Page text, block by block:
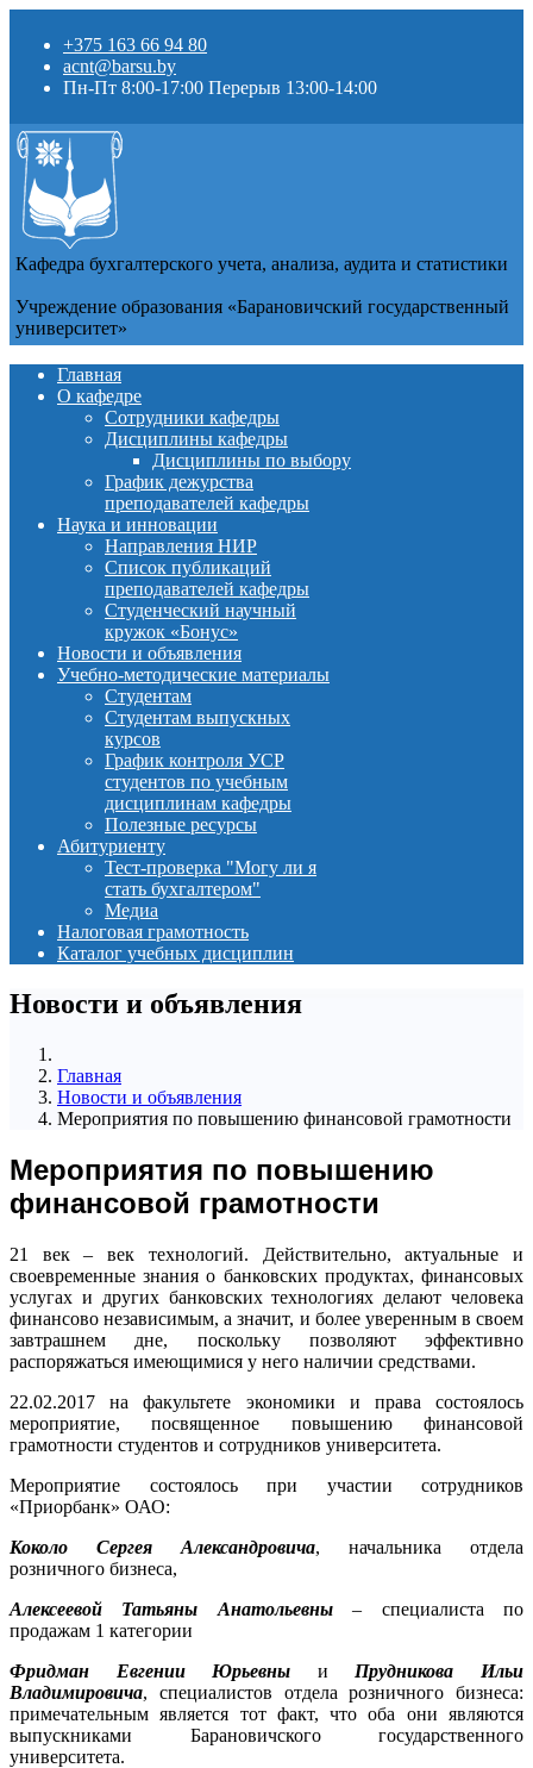
+375 163 66 94 80
acnt@barsu.by
Пн-Пт 8:00-17:00 Перерыв 13:00-14:00
Кафедра бухгалтерского учета, анализа, аудита и статистики
Учреждение образования «Барановичский государственный
университет»
Главная
О кафедре
Сотрудники кафедры
Дисциплины кафедры
Дисциплины по выбору
График дежурства
преподавателей кафедры
Наука и инновации
Направления НИР
Список публикаций
преподавателей кафедры
Студенческий научный
кружок «Бонус»
Новости и объявления
Учебно-методические материалы
Студентам
Студентам выпускных
курсов
График контроля УСР
студентов по учебным
дисциплинам кафедры
Полезные ресурсы
Абитуриенту
Тест-проверка "Могу ли я
стать бухгалтером"
Медиа
Налоговая грамотность
Каталог учебных дисциплин
Новости и объявления
Главная
Новости и объявления
Мероприятия по повышению финансовой грамотности
Мероприятия по повышению
финансовой грамотности
21 век – век технологий. Действительно, актуальные и
своевременные знания о банковских продуктах, финансовых
услугах и других банковских технологиях делают человека
финансово независимым, а значит, и более уверенным в своем
завтрашнем дне, поскольку позволяют эффективно
распоряжаться имеющимися у него наличии средствами.
22.02.2017 на факультете экономики и права состоялось
мероприятие, посвященное повышению финансовой
грамотности студентов и сотрудников университета.
Мероприятие состоялось при участии сотрудников
«Приорбанк» ОАО:
Коколо Сергея Александровича, начальника отдела
розничного бизнеса,
Алексеевой Татьяны Анатольевны– специалиста по
продажам 1 категории
Фридман Евгении Юрьевны и Прудникова Ильи
Владимировича, специалистов отдела розничного бизнеса:
примечательным является тот факт, что оба они являются
выпускниками Барановичского государственного
университета.